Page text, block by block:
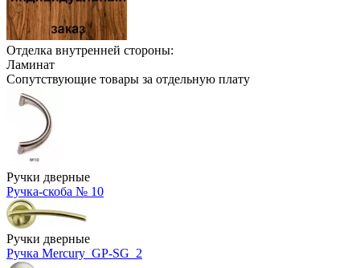
Отделка внутренней стороны:
Ламинат
Сопутствующие товары за отдельную плату
Ручки дверные
Ручка-скоба № 10
Ручки дверные
Ручка Mercury_GP-SG_2